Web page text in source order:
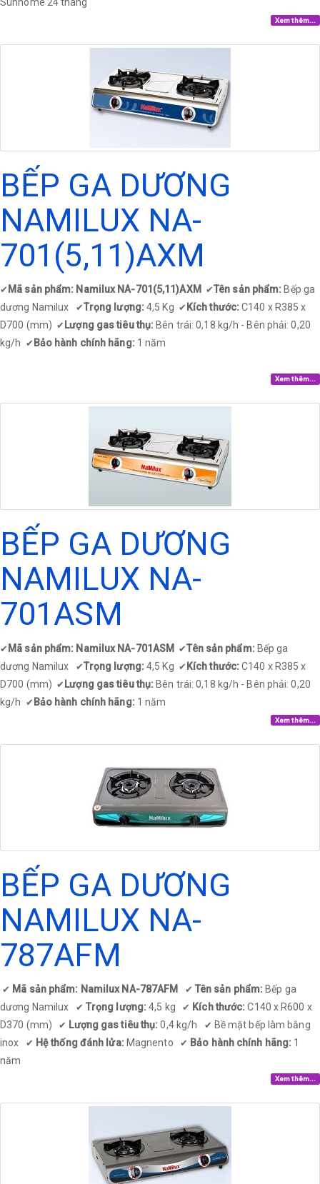
Xem thêm...
BẾP GA DƯƠNG
NAMILUX NA-
701(5,11)AXM
✔ Mã sản phẩm: Namilux NA-701(5,11)AXM ✔Tên sản phẩm: Bếp ga
dương Namilux
✔Trọng lượng:4,5 Kg ✔ Kích thước: C140 x R385 x
D700 (mm) ✔ Lượng gas tiêu thụ: Bên trái: 0,18 kg/h - Bên phải: 0,20
kg/h ✔ Bảo hành chính hãng: 1 năm
Xem thêm...
BẾP GA DƯƠNG
NAMILUX NA-
701ASM
✔ Mã sản phẩm: Namilux NA-701ASM ✔Tên sản phẩm: Bếp ga
dương Namilux
✔Trọng lượng: 4,5 Kg ✔ Kích thước:C140 x R385 x
D700 (mm) ✔ Lượng gas tiêu thụ: Bên trái: 0,18 kg/h - Bên phải: 0,20
kg/h ✔ Bảo hành chính hãng: 1 năm
Xem thêm...
BẾP GA DƯƠNG
NAMILUX NA-
787AFM
✔ Mã sản phẩm: Namilux NA-787AFM ✔ Tên sản phẩm: Bếp ga
dương Namilux
✔ Trọng lượng:4,5 kg ✔ Kích thước:C140 x R600 x
D370 (mm)
✔ Lượng gas tiêu thụ: 0,4 kg/h ✔ Bề mặt bếp làm bằng
inox
✔ Hệ thống đánh lửa: Magnento ✔ Bảo hành chính hãng: 1
năm
Xem thêm...